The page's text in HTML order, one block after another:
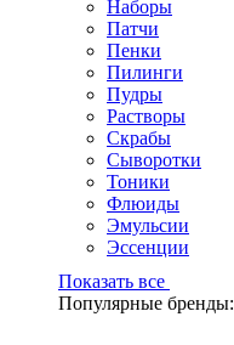
Наборы
Патчи
Пенки
Пилинги
Пудры
Растворы
Скрабы
Сыворотки
Тоники
Флюиды
Эмульсии
Эссенции
Показать все
Популярные бренды: